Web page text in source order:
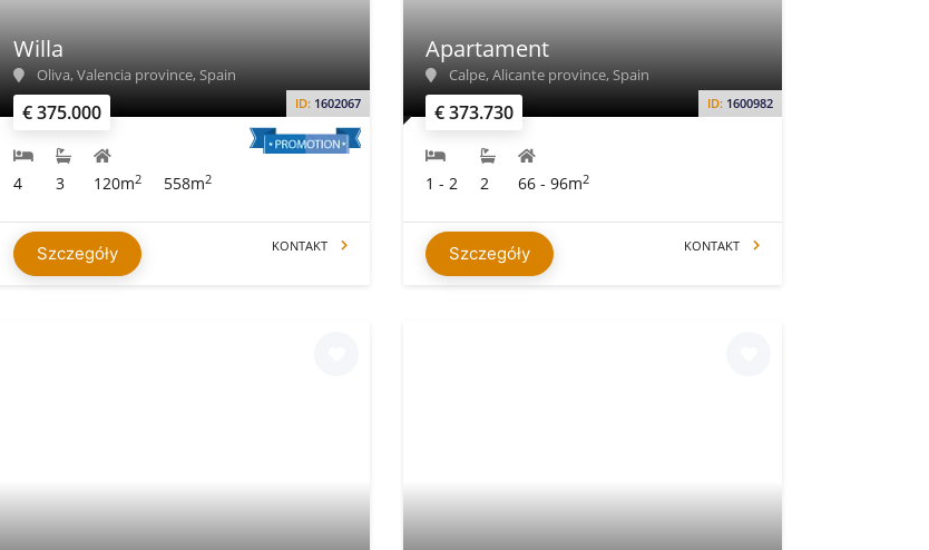
€ 375.000 ID: 1602067
Willa
Oliva, Valencia province, Spain
4 3 120m2 558m2
Szczegóły KONTAKT
€ 373.730 ID: 1600982
Apartament
Calpe, Alicante province, Spain
1 - 2 2 66 - 96m2
Szczegóły KONTAKT